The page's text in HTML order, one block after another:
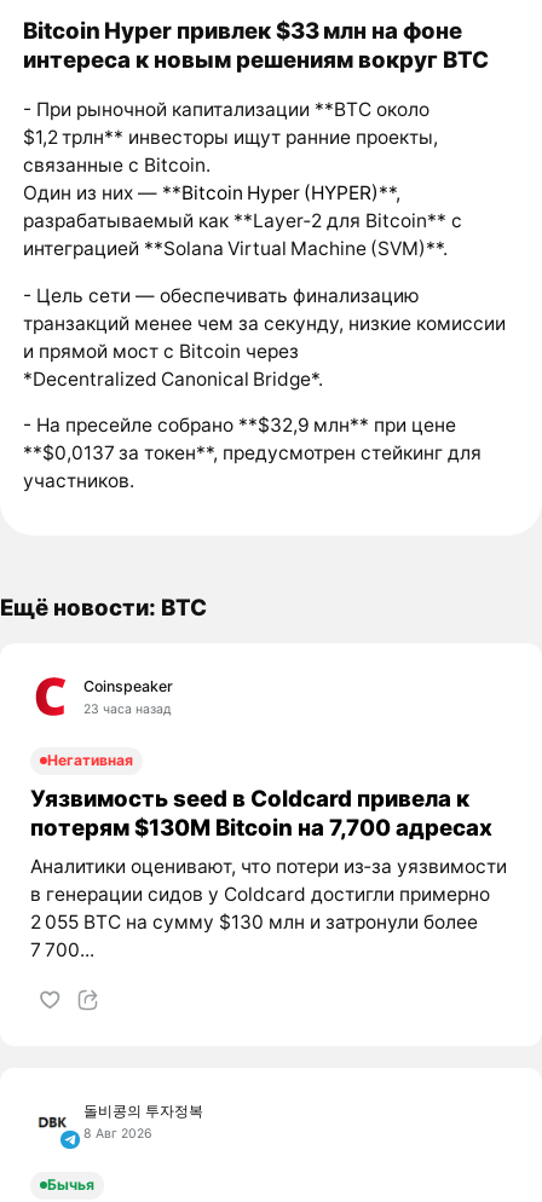
Bitcoin Hyper привлек $33 млн на фоне
интереса к новым решениям вокруг BTC
- При рыночной капитализации **BTC около
$1,2 трлн** инвесторы ищут ранние проекты,
связанные с Bitcoin.
Один из них — **Bitcoin Hyper (HYPER)**,
разрабатываемый как **Layer‑2 для Bitcoin** с
интеграцией **Solana Virtual Machine (SVM)**.
- Цель сети — обеспечивать финализацию
транзакций менее чем за секунду, низкие комиссии
и прямой мост с Bitcoin через
*Decentralized Canonical Bridge*.
- На пресейле собрано **$32,9 млн** при цене
**$0,0137 за токен**, предусмотрен стейкинг для
участников.
Ещё новости: BTC
Coinspeaker
23 часа назад
Негативная
Уязвимость seed в Coldcard привела к
потерям $130M Bitcoin на 7,700 адресах
Аналитики оценивают, что потери из‑за уязвимости
в генерации сидов у Coldcard достигли примерно
2 055 BTC на сумму $130 млн и затронули более
7 700...
돌비콩의 투자정복
8 Авг 2026
Бычья